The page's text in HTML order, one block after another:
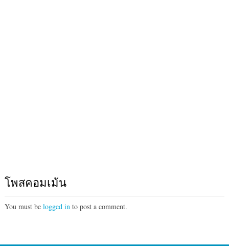
โพสคอมเม้น
You must be logged into post a comment.